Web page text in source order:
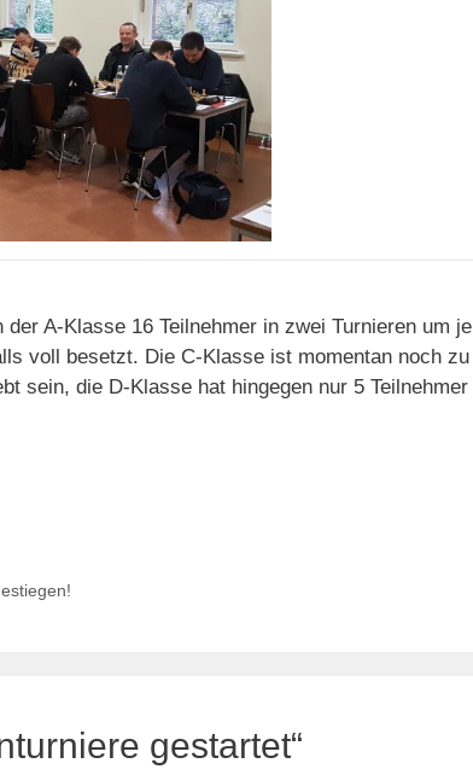
A-Klasse 16 Teilnehmer in zwei Turnieren um je
voll besetzt. Die C-Klasse ist momentan noch zu
sein, die D-Klasse hat hingegen nur 5 Teilnehmer
gestartet“